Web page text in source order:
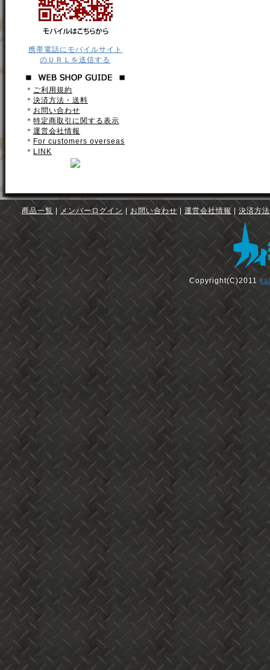
携帯電話にモバイルサイト
のＵＲＬを送信する
＊ ご利用規約
＊ 決済方法・送料
＊ お問い合わせ
＊ 特定商取引に関する表示
＊ 運営会社情報
＊ For customers overseas
＊ LINK
商品一覧 メンバーログイン お問い合わせ 運営会社情報 決済方
Copyright(C)2011